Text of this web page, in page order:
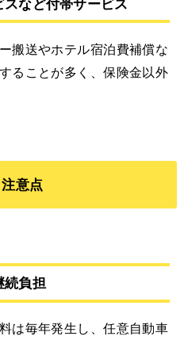
搬送やホテル宿泊費補償な
ることが多く、保険金以外
意点
続負担
は毎年発生し、任意自動車